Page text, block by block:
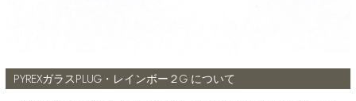
PYREXガラスPLUG・レインボー２G について